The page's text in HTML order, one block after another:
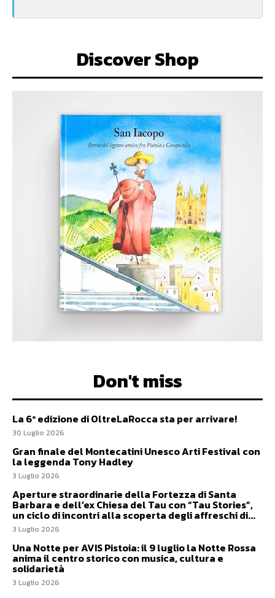
Discover Shop
Don't miss
La 6ª edizione di OltreLaRocca sta per arrivare!
30 Luglio 2026
Gran finale del Montecatini Unesco Arti Festival con
la leggenda Tony Hadley
3 Luglio 2026
Aperture straordinarie della Fortezza di Santa
Barbara e dell’ex Chiesa del Tau con “Tau Stories”,
un ciclo di incontri alla scoperta degli affreschi di...
3 Luglio 2026
Una Notte per AVIS Pistoia: il 9 luglio la Notte Rossa
anima il centro storico con musica, cultura e
solidarietà
3 Luglio 2026